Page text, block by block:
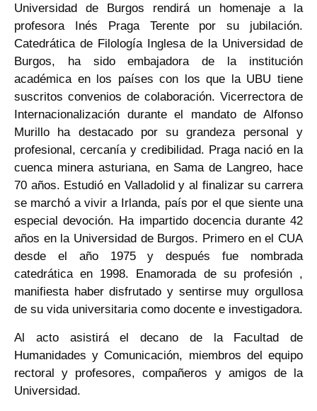
Universidad de Burgos rendirá un homenaje a la
profesora Inés Praga Terente por su jubilación.
Catedrática de Filología Inglesa de la Universidad de
Burgos, ha sido embajadora de la institución
académica en los países con los que la UBU tiene
suscritos convenios de colaboración. Vicerrectora de
Internacionalización durante el mandato de Alfonso
Murillo ha destacado por su grandeza personal y
profesional, cercanía y credibilidad. Praga nació en la
cuenca minera asturiana, en Sama de Langreo, hace
70 años. Estudió en Valladolid y al finalizar su carrera
se marchó a vivir a Irlanda, país por el que siente una
especial devoción. Ha impartido docencia durante 42
años en la Universidad de Burgos. Primero en el CUA
desde el año 1975 y después fue nombrada
catedrática en 1998. Enamorada de su profesión ,
manifiesta haber disfrutado y sentirse muy orgullosa
de su vida universitaria como docente e investigadora.
Al acto asistirá el decano de la Facultad de
Humanidades y Comunicación, miembros del equipo
rectoral y profesores, compañeros y amigos de la
Universidad.